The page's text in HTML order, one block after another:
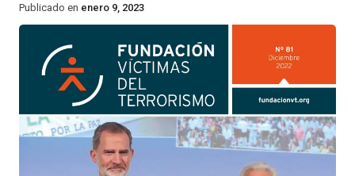
Publicado en enero 9, 2023